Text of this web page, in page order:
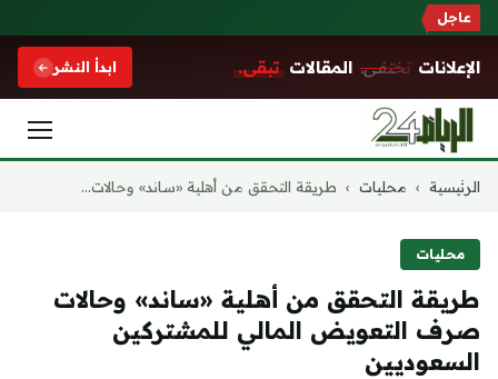
عاجل
الإعلانات تختفي. المقالات تبقى. ابدأ النشر
التجاوز
الرئيسية › محليات › طريقة التحقق من أهلية «ساند» وحالات...
محليات
طريقة التحقق من أهلية «ساند» وحالات
صرف التعويض المالي للمشتركين
السعوديين